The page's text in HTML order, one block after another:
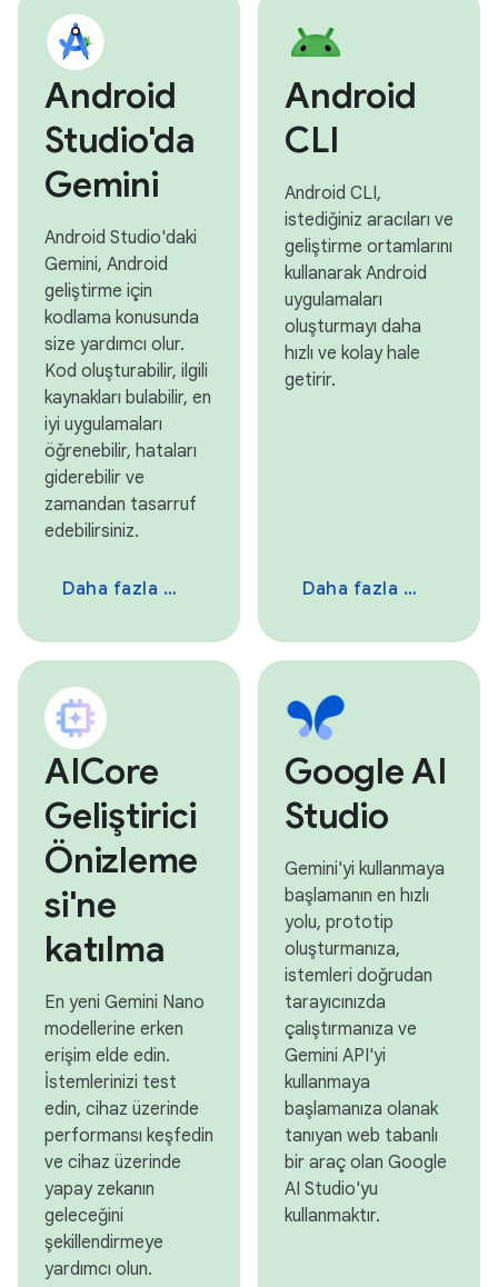
Android
Studio'da
Gemini
Android Studio'daki
Gemini, Android
geliştirme için
kodlama konusunda
size yardımcı olur.
Kod oluşturabilir, ilgili
kaynakları bulabilir, en
iyi uygulamaları
öğrenebilir, hataları
giderebilir ve
zamandan tasarruf
edebilirsiniz.
Daha fazla bilgi
Android
CLI
Android CLI,
istediğiniz aracıları ve
geliştirme ortamlarını
kullanarak Android
uygulamaları
oluşturmayı daha
hızlı ve kolay hale
getirir.
Daha fazla bilgi
AICore
Geliştirici
Önizleme
si'ne
katılma
En yeni Gemini Nano
modellerine erken
erişim elde edin.
İstemlerinizi test
edin, cihaz üzerinde
performansı keşfedin
ve cihaz üzerinde
yapay zekanın
geleceğini
şekillendirmeye
yardımcı olun.
Google AI
Studio
Gemini'yi kullanmaya
başlamanın en hızlı
yolu, prototip
oluşturmanıza,
istemleri doğrudan
tarayıcınızda
çalıştırmanıza ve
Gemini API'yi
kullanmaya
başlamanıza olanak
tanıyan web tabanlı
bir araç olan Google
AI Studio'yu
kullanmaktır.